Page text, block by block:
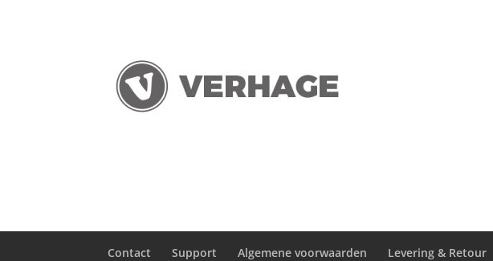
Contact Support Algemene voorwaarden Levering & Retour